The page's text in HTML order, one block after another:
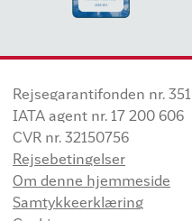
Rejsegarantifonden nr. 351
IATA agent nr. 17 200 606
CVR nr. 32150756
Rejsebetingelser
Om denne hjemmeside
Samtykkeerklæring